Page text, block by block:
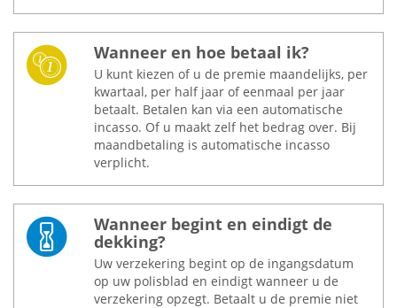
Wanneer en hoe betaal ik?
U kunt kiezen of u de premie maandelijks, per
kwartaal, per half jaar of eenmaal per jaar
betaalt. Betalen kan via een automatische
incasso. Of u maakt zelf het bedrag over. Bij
maandbetaling is automatische incasso
verplicht.
Wanneer begint en eindigt de
dekking?
Uw verzekering begint op de ingangsdatum
op uw polisblad en eindigt wanneer u de
verzekering opzegt. Betaalt u de premie niet